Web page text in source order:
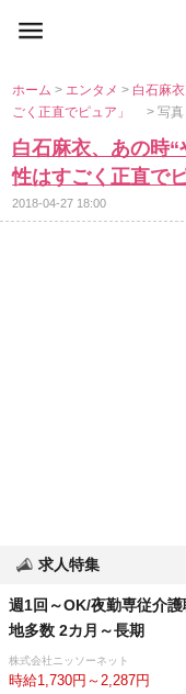
ホーム> エンタメ> 白石麻
ごく正直でピュア」> 写
白石麻衣、あの時
性はすごく正直で
2018-04-27 18:00
求人特集
週1回～OK/夜勤専従介
地多数 2カ月～長期
株式会社ニッソーネット
時給1,730円～2,287円